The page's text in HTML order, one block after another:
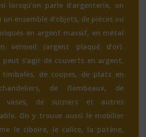
lorsqu’on parle d’argenterie, on
ensemble d’objets, de pièces ou
en argent massif, en métal
vermeil (argent plaqué d’or).
s’agir de couverts en argent,
timbales, de coupes, de plats en
de flambeaux, de
vases, de sucriers et autres
On y trouve aussi le mobilier
le ciboire, le calice, la patène,